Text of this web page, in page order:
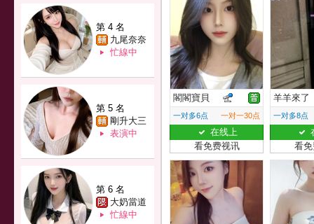
第 4 名
九尾奈奈
忙線中
第 5 名
剛升大三
表演中
第 6 名
大奶當道
忙線中
閣閣寶貝
一对多6点 一对一30点
在线上
看免费视讯
羊羊來了
一对多8点
看